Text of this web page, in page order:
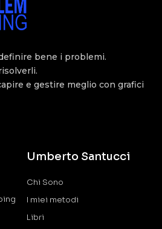
bene i problemi.
e gestire meglio con grafici
Umberto Santucci
Chi Sono
I miei metodi
Libri